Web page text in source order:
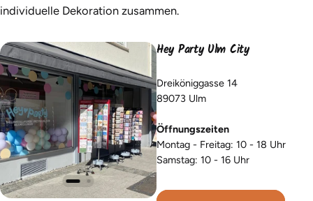
individuelle Dekoration zusammen.
Hey Party Ulm City
Dreiköniggasse 14
89073 Ulm
Öffnungszeiten
Montag - Freitag: 10 - 18 Uhr
Samstag: 10 - 16 Uhr